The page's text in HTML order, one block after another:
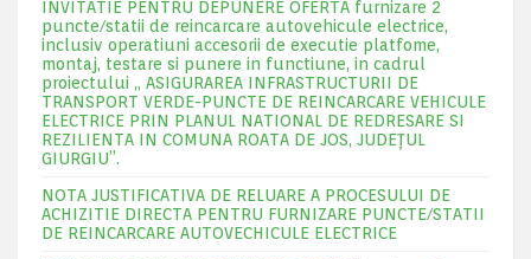
INVITATIE PENTRU DEPUNERE OFERTA furnizare 2
puncte/statii de reincarcare autovehicule electrice,
inclusiv operatiuni accesorii de executie platfome,
montaj, testare si punere in functiune, in cadrul
proiectului „ ASIGURAREA INFRASTRUCTURII DE
TRANSPORT VERDE-PUNCTE DE REINCARCARE VEHICULE
ELECTRICE PRIN PLANUL NATIONAL DE REDRESARE SI
REZILIENTA IN COMUNA ROATA DE JOS, JUDEŢUL
GIURGIU”.
NOTA JUSTIFICATIVA DE RELUARE A PROCESULUI DE
ACHIZITIE DIRECTA PENTRU FURNIZARE PUNCTE/STATII
DE REINCARCARE AUTOVECHICULE ELECTRICE